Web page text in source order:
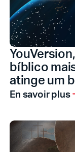
bíblico
atinge um
En savoir plus